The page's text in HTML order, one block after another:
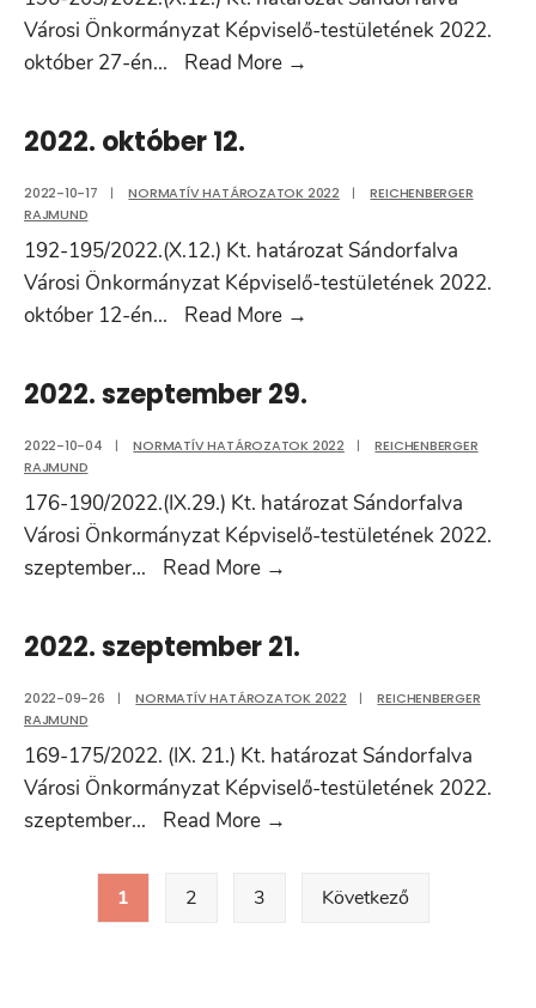
Városi Önkormányzat Képviselő-testületének 2022.
október 27-én... Read More →
2022. október 12.
2022-10-17 | NORMATÍV HATÁROZATOK 2022 |
REICHENBERGER
RAJMUND
192-195/2022.(X.12.) Kt. határozat Sándorfalva
Városi Önkormányzat Képviselő-testületének 2022.
október 12-én... Read More →
2022. szeptember 29.
2022-10-04 | NORMATÍV HATÁROZATOK 2022 |
REICHENBERGER
RAJMUND
176-190/2022.(IX.29.) Kt. határozat Sándorfalva
Városi Önkormányzat Képviselő-testületének 2022.
szeptember... Read More →
29.
2022. szeptember 21.
2022-09-26 | NORMATÍV HATÁROZATOK 2022 |
REICHENBERGER
RAJMUND
169-175/2022. (IX. 21.) Kt. határozat Sándorfalva
Városi Önkormányzat Képviselő-testületének 2022.
szeptember... Read More →
Bejegyzések
lapozása
1 2 3 Következő